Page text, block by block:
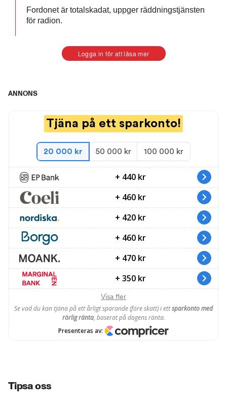
Fordonet är totalskadat, uppger räddningstjänsten
för radion.
Logga in för att läsa mer
0:29
ANNONS
Tipsa oss